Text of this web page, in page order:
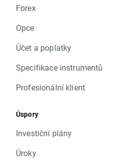
Forex
Opce
Účet a poplatky
Specifikace instrumentů
Profesionální klient
Úspory
Investiční plány
Úroky